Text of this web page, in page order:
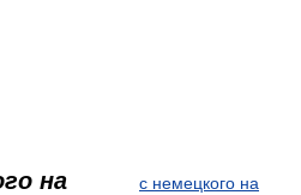
на
с немецкого на